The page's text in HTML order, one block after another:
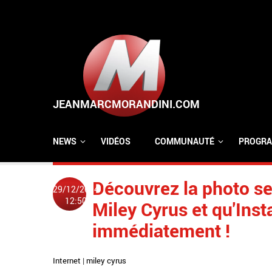
NEWS VIDÉOS COMMUNAUTÉ
29/12/2014
12:50
Découvrez la photo
Miley Cyrus et
immédiatement !
Internet | miley cyrus